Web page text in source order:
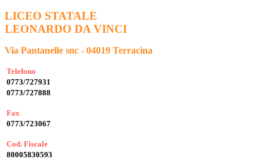
LICEO STATALE
LEONARDO DA VINCI
Via Pantanelle snc - 04019 Terracina
Telefono
0773/727931
0773/727888
Fax
0773/723067
Cod. Fiscale
80005830593